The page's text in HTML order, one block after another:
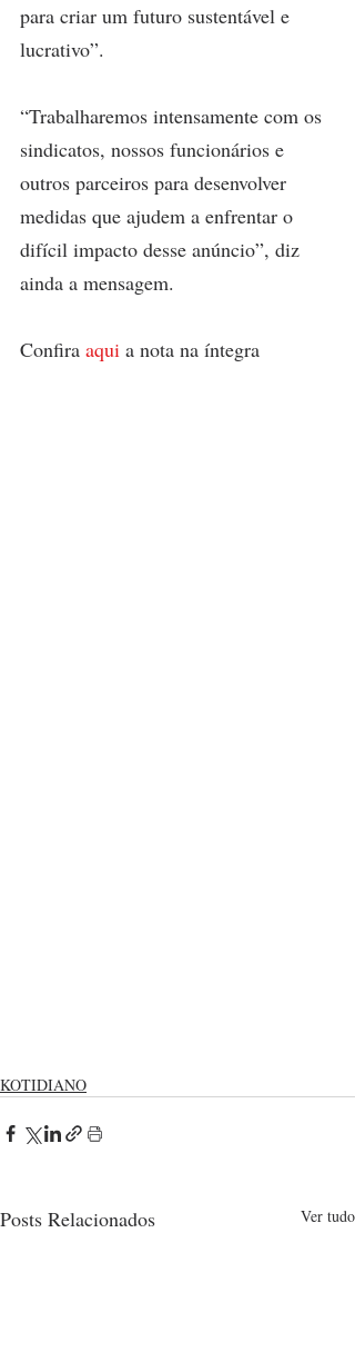
para criar um futuro sustentável e
lucrativo”.
“Trabalharemos intensamente com os
sindicatos, nossos funcionários e
outros parceiros para desenvolver
medidas que ajudem a enfrentar o
difícil impacto desse anúncio”, diz
ainda a mensagem.
Confira aqui a nota na íntegra
KOTIDIANO
Posts Relacionados Ver tudo